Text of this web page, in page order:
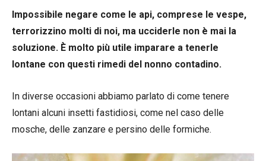
Impossibile negare come le api, comprese le vespe,
terrorizzino molti di noi, ma ucciderle non è mai la
soluzione. È molto più utile imparare a tenerle
lontane con questi rimedi del nonno contadino.
In diverse occasioni abbiamo parlato di come tenere
lontani alcuni insetti fastidiosi, come nel caso delle
mosche, delle zanzare e persino delle formiche.